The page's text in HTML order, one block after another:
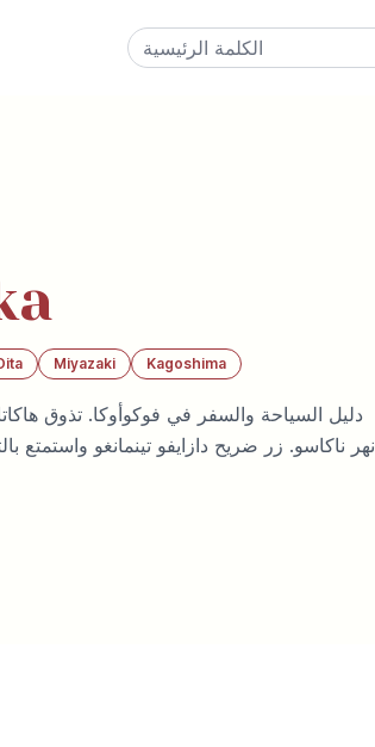
Miyazaki Kagoshima
دليل السياحة والسفر في فوكوأوكا. تذوق
نهر ناكاسو. زر ضريح دازايفو تينمانغو